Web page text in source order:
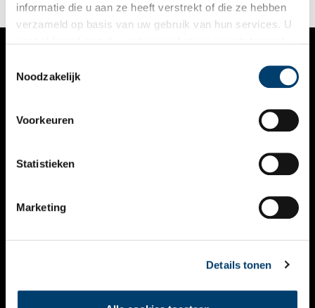
informatie die u aan ze heeft verstrekt of die ze hebben
verzameld op basis van uw gebruik van hun services. U
Noodzakelijk
Voorkeuren
Statistieken
Marketing
Details tonen
VERHALEN
KALENDER
THEMA’S
VIDEO’S
CONTACT